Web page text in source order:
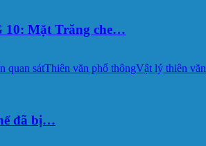
10: Mặt Trăng che…
quan sátThiên văn phổ thôngVật lý thiên văn
đã bị…